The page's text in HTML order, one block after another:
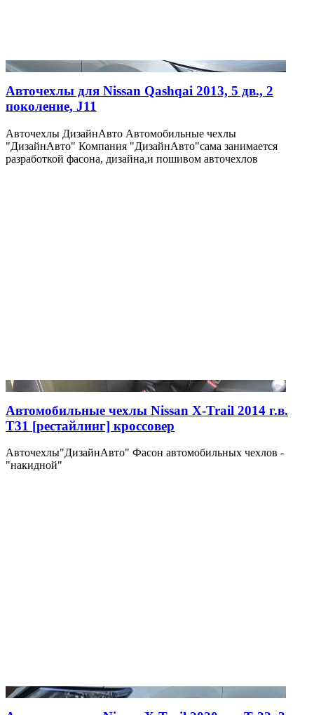
Авточехлы для Nissan Qashqai 2013, 5 дв., 2
поколение, J11
Авточехлы ДизайнАвто Автомобильные чехлы
"ДизайнАвто" Компания "ДизайнАвто"сама занимается
разработкой фасона, дизайна,и пошивом авточехлов
Автомобильные чехлы Nissan X-Trail 2014 г.в.
T31 [рестайлинг] кроссовер
Авточехлы"ДизайнАвто" Фасон автомобильных чехлов -
"накидной"